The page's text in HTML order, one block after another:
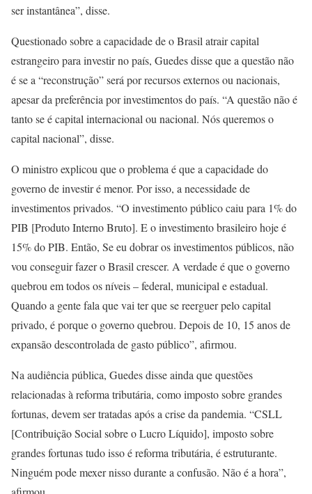
ser instantânea”, disse.
Questionado sobre a capacidade de o Brasil atrair capital
estrangeiro para investir no país, Guedes disse que a questão não
é se a “reconstrução” será por recursos externos ou nacionais,
apesar da preferência por investimentos do país. “A questão não é
tanto se é capital internacional ou nacional. Nós queremos o
capital nacional”, disse.
O ministro explicou que o problema é que a capacidade do
governo de investir é menor. Por isso, a necessidade de
investimentos privados. “O investimento público caiu para 1% do
PIB [Produto Interno Bruto]. E o investimento brasileiro hoje é
15% do PIB. Então, Se eu dobrar os investimentos públicos, não
vou conseguir fazer o Brasil crescer. A verdade é que o governo
quebrou em todos os níveis – federal, municipal e estadual.
Quando a gente fala que vai ter que se reerguer pelo capital
privado, é porque o governo quebrou. Depois de 10, 15 anos de
expansão descontrolada de gasto público”, afirmou.
Na audiência pública, Guedes disse ainda que questões
relacionadas à reforma tributária, como imposto sobre grandes
fortunas, devem ser tratadas após a crise da pandemia. “CSLL
[Contribuição Social sobre o Lucro Líquido], imposto sobre
grandes fortunas tudo isso é reforma tributária, é estruturante.
Ninguém pode mexer nisso durante a confusão. Não é a hora”,